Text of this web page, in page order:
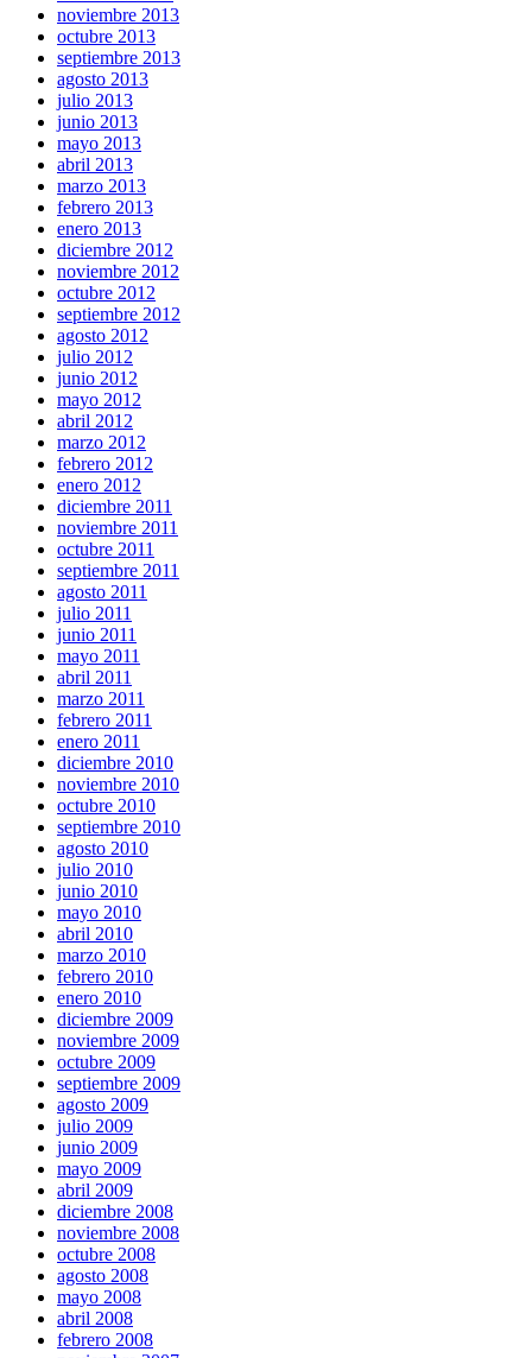
noviembre 2013
octubre 2013
septiembre 2013
agosto 2013
julio 2013
junio 2013
mayo 2013
abril 2013
marzo 2013
febrero 2013
enero 2013
diciembre 2012
noviembre 2012
octubre 2012
septiembre 2012
agosto 2012
julio 2012
junio 2012
mayo 2012
abril 2012
marzo 2012
febrero 2012
enero 2012
diciembre 2011
noviembre 2011
octubre 2011
septiembre 2011
agosto 2011
julio 2011
junio 2011
mayo 2011
abril 2011
marzo 2011
febrero 2011
enero 2011
diciembre 2010
noviembre 2010
octubre 2010
septiembre 2010
agosto 2010
julio 2010
junio 2010
mayo 2010
abril 2010
marzo 2010
febrero 2010
enero 2010
diciembre 2009
noviembre 2009
octubre 2009
septiembre 2009
agosto 2009
julio 2009
junio 2009
mayo 2009
abril 2009
diciembre 2008
noviembre 2008
octubre 2008
agosto 2008
mayo 2008
abril 2008
febrero 2008